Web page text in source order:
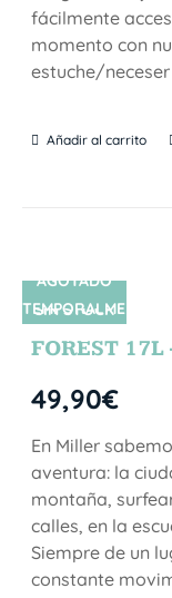
fácilmente
momento con
estuche/neceser
Añadir al carrito
SIN STOCK
AGOTADO
TEMPORALME
NTE
FOREST
49,90€
En Miller
aventura: la
montaña,
calles, en la
Siempre de un
constante